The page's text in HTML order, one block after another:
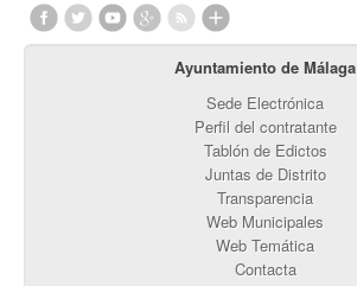
Ayuntamiento de Málaga
Sede Electrónica
Perfil del contratante
Tablón de Edictos
Juntas de Distrito
Transparencia
Web Municipales
Web Temática
Contacta